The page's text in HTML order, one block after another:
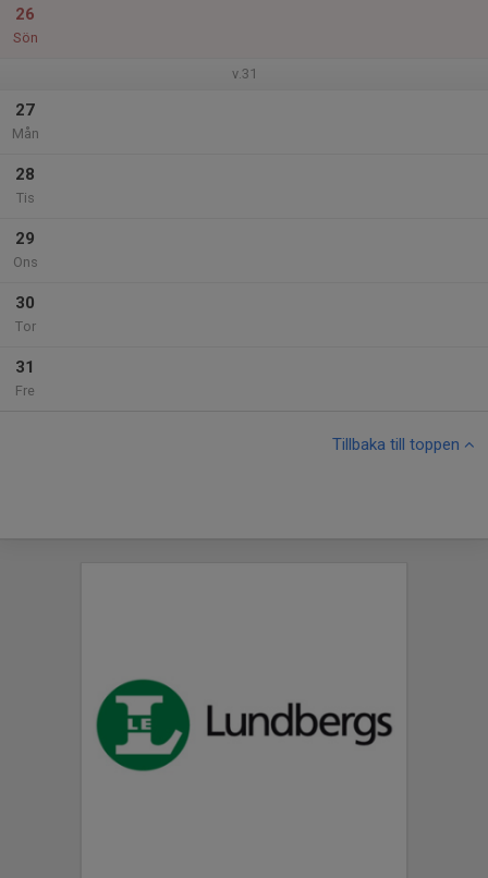
26
Sön
v.31
27
Mån
28
Tis
29
Ons
30
Tor
31
Fre
Tillbaka till toppen